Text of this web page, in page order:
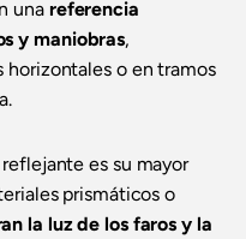
una referencia
y maniobras,
horizontales o en tramos
es su mayor
prismáticos o
la luz de los faros y la